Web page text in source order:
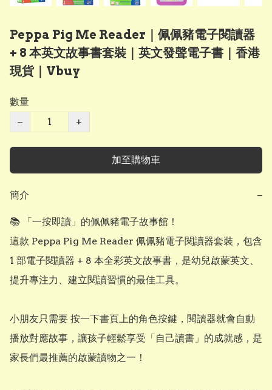
Peppa Pig Me Reader｜佩佩豬電子閱讀器
+ 8 本英文故事書套裝｜英文發聲電子書｜香港
現貨｜Vbuy
數量
−
+
加至購物車
簡介 −
📚 「一按即讀」的佩佩豬電子故事館！
這款 Peppa Pig Me Reader 佩佩豬電子閱讀器套裝，包含
1 部電子閱讀器 + 8 本全彩英文故事書，是幼兒啟蒙英文、
提升專注力、建立閱讀習慣的最佳工具。
小朋友只需要 按一下書頁上的角色按鍵，閱讀器就會自動
播放對應故事，讓孩子輕鬆享受「自己讀書」的成就感，是
家長們最推薦的啟蒙讀物之一！